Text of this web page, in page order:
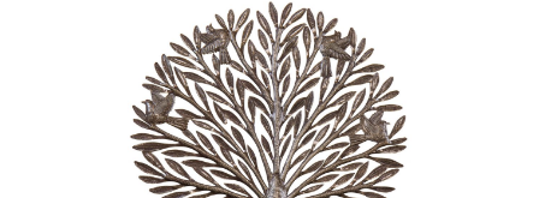
Bildergalerie überspringen